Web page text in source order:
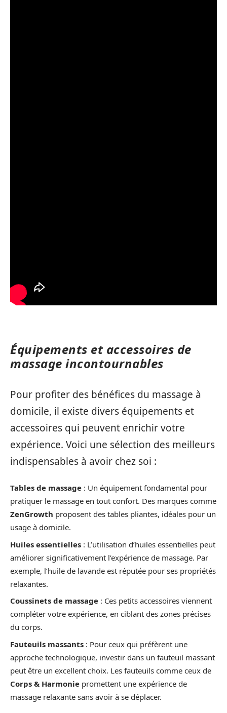
Équipements et accessoires de
massage incontournables
Pour profiter des bénéfices du massage à
domicile, il existe divers équipements et
accessoires qui peuvent enrichir votre
expérience. Voici une sélection des meilleurs
indispensables à avoir chez soi :
Tables de massage : Un équipement fondamental pour
pratiquer le massage en tout confort. Des marques comme
ZenGrowth proposent des tables pliantes, idéales pour un
usage à domicile.
Huiles essentielles : L’utilisation d’huiles essentielles peut
améliorer significativement l’expérience de massage. Par
exemple, l’huile de lavande est réputée pour ses propriétés
relaxantes.
Coussinets de massage : Ces petits accessoires viennent
compléter votre expérience, en ciblant des zones précises
du corps.
Fauteuils massants : Pour ceux qui préfèrent une
approche technologique, investir dans un fauteuil massant
peut être un excellent choix. Les fauteuils comme ceux de
Corps & Harmonie promettent une expérience de
massage relaxante sans avoir à se déplacer.